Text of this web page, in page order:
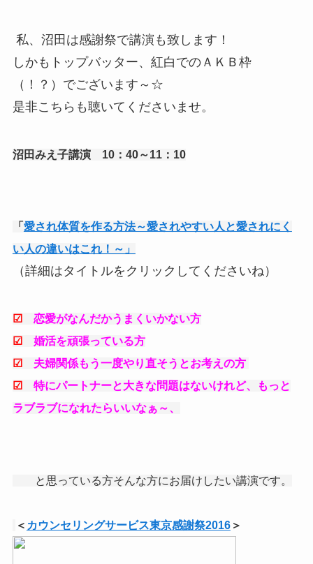
私、沼田は感謝祭で講演も致します！
しかもトップバッター、紅白でのＡＫＢ枠
（！？）でございます～☆
是非こちらも聴いてくださいませ。
沼田みえ子講演 10：40～11：10
「 愛され体質を作る方法～愛されやすい人と愛されにく
い人の違いはこれ！～」
（詳細はタイトルをクリックしてくださいね）
☑
恋愛がなんだかうまくいかない方
☑
婚活を頑張っている方
☑
夫婦関係もう一度やり直そうとお考えの方
☑
特にパートナーと大きな問題はないけれど、もっと
ラブラブになれたらいいなぁ～、
と思っている方そんな方にお届けしたい講演です。
＜ カウンセリングサービス東京感謝祭2016＞